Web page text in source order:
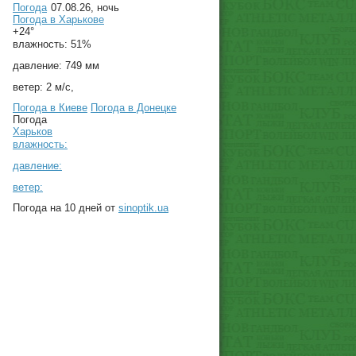
Погода 07.08.26, ночь
Погода в Харькове
+24°
влажность: 51%
давление: 749 мм
ветер: 2 м/с,
Погода в Киеве Погода в Донецке
Погода
Харьков
влажность:
давление:
ветер:
Погода на 10 дней от sinoptik.ua